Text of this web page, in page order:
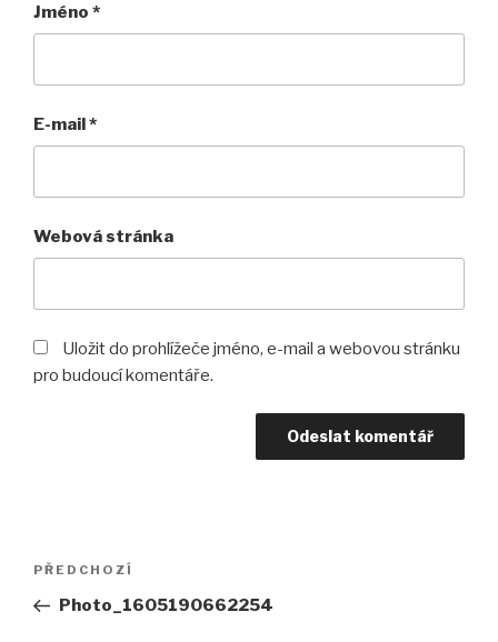
Jméno *
E-mail*
Webová stránka
Uložit do prohlížeče jméno, e-mail a webovou stránku
pro budoucí komentáře.
Navigace
příspěvek
Předchozí
příspěvek
PŘEDCHOZÍ
Photo_1605190662254